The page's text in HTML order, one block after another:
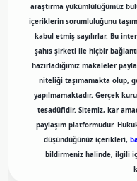
araştırma yükümlülüğümüz
içeriklerin sorumluluğunu
kabul etmiş sayılırlar. Bu
şahıs şirketi ile hiçbir
hazırladığımız makaleler
niteliği taşımamakta olup,
yapılmamaktadır. Gerçek
tesadüfidir. Sitemiz, kar
paylaşım platformudur.
düşündüğünüz içerikleri,
bildirmeniz halinde, ilgili